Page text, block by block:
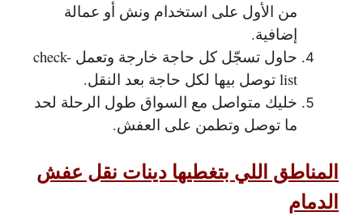
من الأول على استخدام ونش أو عمالة
إضافية.
حاول تسجّل كل حاجة خارجة وتعمل check-
list توصل بيها لكل حاجة بعد النقل.
خليك متواصل مع السواق طول الرحلة لحد
ما توصل وتطمن على العفش.
المناطق اللي بتغطيها دينات نقل عفش
الدمام